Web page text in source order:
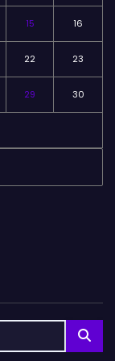
15 16
22 23
29 30